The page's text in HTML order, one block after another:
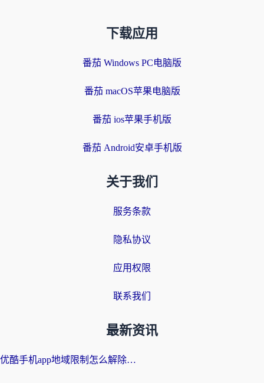
下载应用
番茄 Windows PC电脑版
番茄 macOS苹果电脑版
番茄 ios苹果手机版
番茄 Android安卓手机版
关于我们
服务条款
隐私协议
应用权限
联系我们
最新资讯
优酷手机app地域限制怎么解除？海外党亲测有效的追剧方案